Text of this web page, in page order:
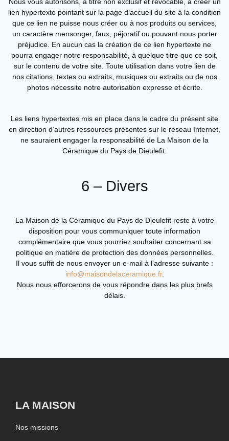
lien hypertexte pointant sur la page d’accueil du site à la condition
que ce lien ne puisse nous créer ou à nos produits ou services,
un caractère mensonger, faux, péjoratif ou pouvant nous porter
préjudice. En aucun cas la création de ce lien hypertexte ne
pourra engager notre responsabilité, à quelque titre que ce soit,
sur le contenu de votre site. Toute utilisation dans votre lien de
nos citations, textes ou extraits, musiques ou extraits ou de nos
photos nécessite notre autorisation expresse et écrite.
Les liens hypertextes mis en place dans le cadre du présent site
en direction d’autres ressources présentes sur le réseau Internet,
ne sauraient engager la responsabilité de La Maison de la
Céramique du Pays de Dieulefit.
6 – Divers
La Maison de la Céramique du Pays de Dieulefit reste à votre
disposition pour vous communiquer toute information
complémentaire que vous pourriez souhaiter concernant sa
politique en matière de protection des données personnelles.
Il vous suffit de nous envoyer un e-mail à l’adresse suivante :
info@maisondelaceramique.fr.
Nous nous efforcerons de vous répondre dans les plus brefs
délais.
LA MAISON
Nos missions